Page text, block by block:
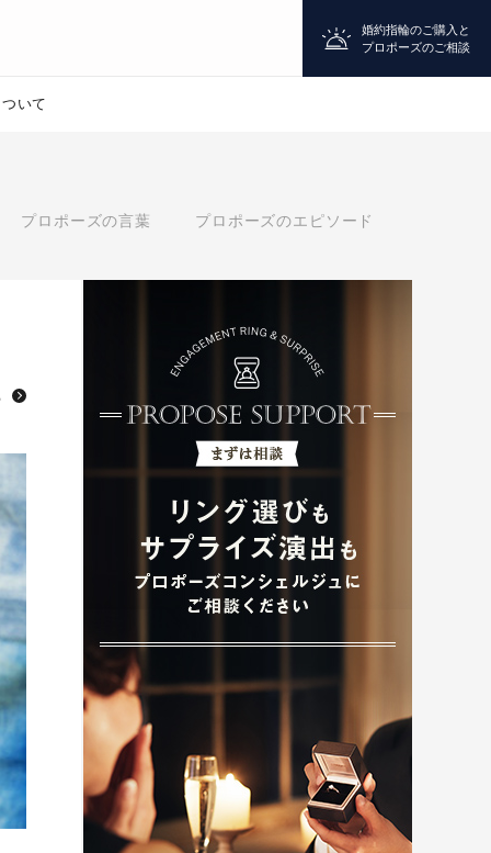
婚約指輪のご購入と
プロポーズのご相談
いて
プロポーズの言葉 プロポーズのエピソード
プロポーズ
婚約指輪
マッチング診断
プロポーズプラン検索